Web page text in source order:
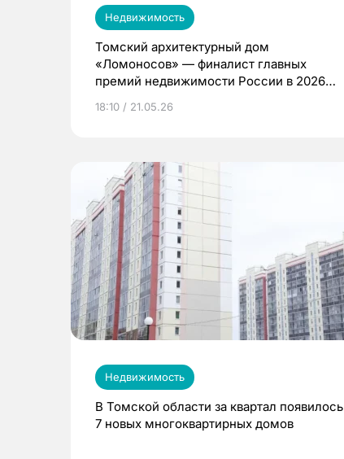
Недвижимость
Томский архитектурный дом
«Ломоносов» — финалист главных
премий недвижимости России в 2026
18:10 / 21.05.26
Недвижимость
В Томской области за квартал появилось
7 новых многоквартирных домов